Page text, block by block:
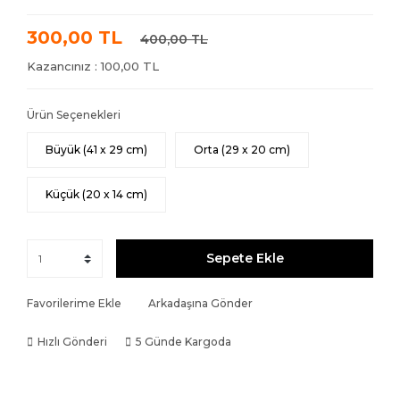
300,00 TL 400,00 TL
Kazancınız : 100,00 TL
Ürün Seçenekleri
Büyük (41 x 29 cm) Orta (29 x 20 cm)
Küçük (20 x 14 cm)
Sepete Ekle
Favorilerime Ekle Arkadaşına Gönder
Hızlı Gönderi 5 Günde Kargoda